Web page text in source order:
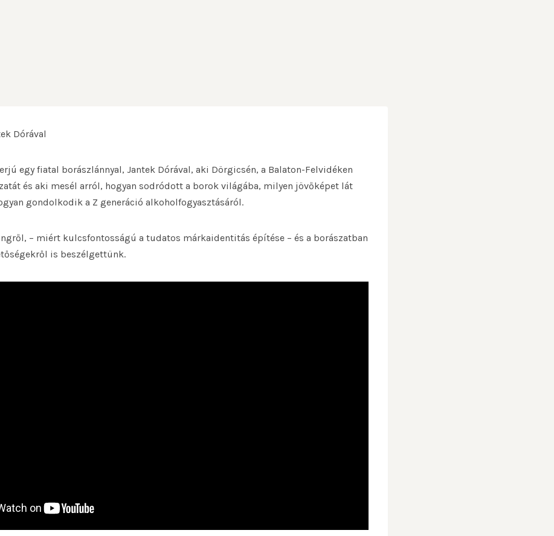
Dórával
egy fiatal borászlánnyal, Jantek Dórával, aki Dörgicsén, a Balaton-Felvidéken
és aki mesél arról, hogyan sodródott a borok világába, milyen jövőképet lát
gondolkodik a Z generáció alkoholfogyasztásáról.
– miért kulcsfontosságú a tudatos márkaidentitás építése – és a borászatban
is beszélgettünk.